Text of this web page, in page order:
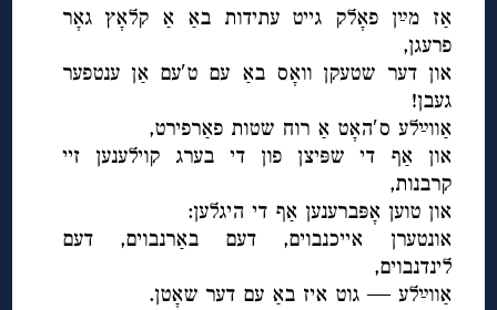
אַז מײַן פאָלק גייט עתידות באַ אַ קלאָץ גאָר
פרעגן,
און דער שטעקן וואָס באַ עם ט′עם אַן ענטפער
געבן!
אַווײַלע ס′האָט אַ רוח שטות פאַרפירט,
און אַף די שפּיצן פון די בערג קוילענען זיי
קרבנות,
און טוען אָפּברענען אַף די היגלען:
אונטערן אייכנבוים, דעם באַרנבוים, דעם
לינדנבוים,
אַווײַלע — גוט איז באַ עם דער שאָטן.